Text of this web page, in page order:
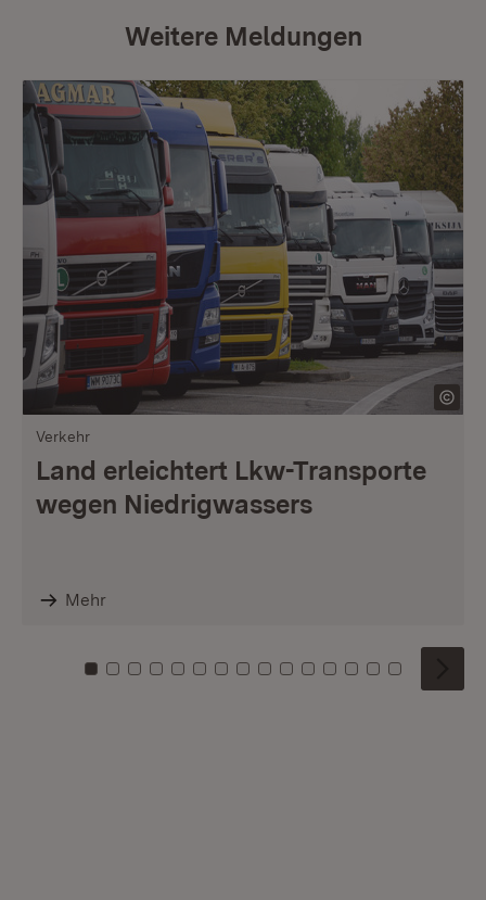
Weitere Meldungen
Verkehr
Land erleichtert Lkw-Transporte
wegen Niedrigwassers
Mehr
Zu Kachel: 0
Zu Kachel: 1
Zu Kachel: 2
Zu Kachel: 3
Zu Kachel: 4
Zu Kachel: 5
Zu Kachel: 6
Zu Kachel: 7
Zu Kachel: 8
Zu Kachel: 9
Zu Kachel: 10
Zu Kachel: 11
Zu Kachel: 12
Zu Kachel:
Zu